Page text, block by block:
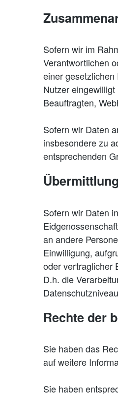
Sofern wir im
Verantwortlichen
einer
Nutzer
Beauftragten,
Sofern wir Daten
insbesondere zu
entsprechenden
Sofern wir Daten
an andere
Einwilligung,
oder vertraglicher
D.h. die
Rechte der
Sie haben das
auf weitere
Sie haben